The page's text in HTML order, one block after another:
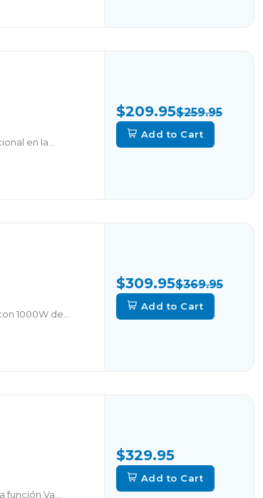
en la...
$209.95$259.95
Add to Cart
1000W de...
$309.95$369.95
Add to Cart
Va...
$329.95
Add to Cart